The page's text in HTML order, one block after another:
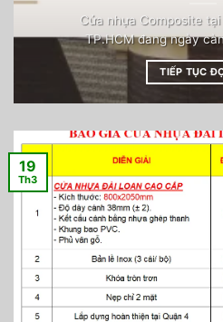
Cửa nhựa Composite
TP.HCM đang ngày
TIẾP TỤC
19
Th3